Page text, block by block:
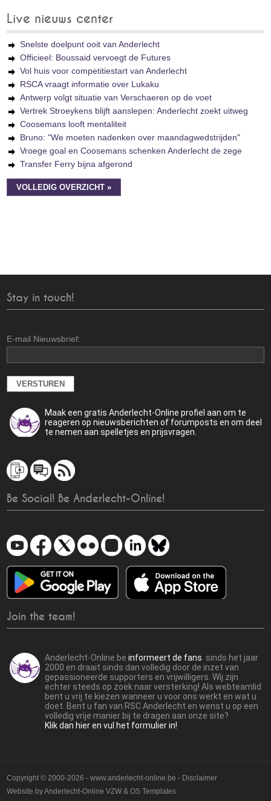
Live nieuws center
Snelste doelpunt ooit van Anderlecht
Officieel: Boussaid vervoegt de Futures
Vol huis voor competitiestart van Anderlecht
RSCA vraagt informatie over Lukaku
Antwerp volgt situatie van Verschaeren op de voet
Vertrek Stroeykens blijft aanslepen: Anderlecht zoekt uitweg
Coosemans looft mentaliteit
Bruno: "We moeten nadenken over maandagwedstrijden"
Vroege goal en Coosemans schenken Anderlecht de zege
Transfer Ferry bijna afgerond
VOLLEDIG OVERZICHT »
Stay in touch!
E-mail Nieuwsbrief:
Maak een gratis Anderlecht-Online profiel aan om te
reageren op nieuwsberichten of forumposts en om deel
te nemen aan spelletjes en prijsvragen.
Be Social! Be Anderlecht-Online!
Join the team!
Anderlecht-Online.beinformeert de fans sinds het jaar
2000 en draait sinds dan volledig door de inzet van
gepassioneerde supporters en vrijwilligers. Wij zijn
echter steeds op zoek naar versterking! Als webteamlid
bent u vrij te kiezen wanneer u voor ons werkt en wat u
doet. Bent u fan van RSC Anderlecht en wenst u op een
volledig vrije manier bij te dragen aan onze site?
Klik dan hier en vul het formulier in!
Copyright © 2000-2026 - www.anderlecht-online.be - Disclaimer
Website byAnderlecht-Online VZW &OS Templates